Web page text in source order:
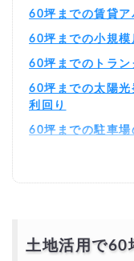
60坪までの賃貸ア
60坪までの小規模
60坪までのトラン
60坪までの太陽光
利回り
60坪までの駐車場
土地活用で60